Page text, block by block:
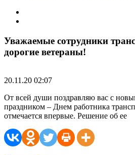
Уважаемые сотрудники
дорогие ветераны!
20.11.20 02:07
От всей души поздравляю вас с
праздником – Днем работника
отмечается впервые. Решение об ее